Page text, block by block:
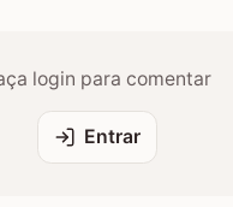
login para comentar
Entrar